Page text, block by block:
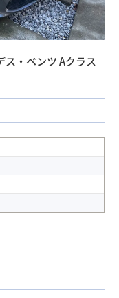
ス・ベンツ Aクラス